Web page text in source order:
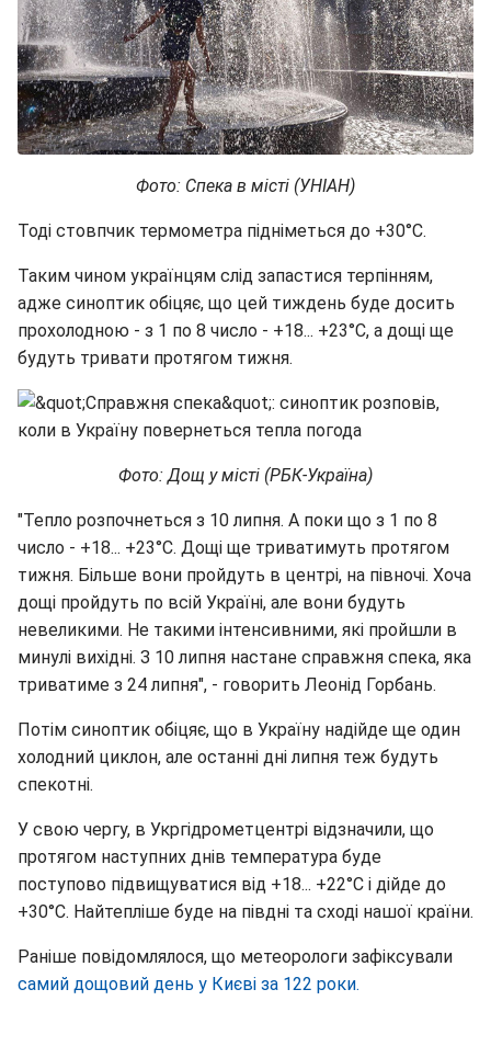
Фото: Спека в місті (УНІАН)
Тоді стовпчик термометра підніметься до +30°С.
Таким чином українцям слід запастися терпінням,
адже синоптик обіцяє, що цей тиждень буде досить
прохолодною - з 1 по 8 число - +18... +23°С, а дощі ще
будуть тривати протягом тижня.
Фото: Дощ у місті (РБК-Україна)
"Тепло розпочнеться з 10 липня. А поки що з 1 по 8
число - +18... +23°С. Дощі ще триватимуть протягом
тижня. Більше вони пройдуть в центрі, на півночі. Хоча
дощі пройдуть по всій Україні, але вони будуть
невеликими. Не такими інтенсивними, які пройшли в
минулі вихідні. З 10 липня настане справжня спека, яка
триватиме з 24 липня", - говорить Леонід Горбань.
Потім синоптик обіцяє, що в Україну надійде ще один
холодний циклон, але останні дні липня теж будуть
спекотні.
У свою чергу, в Укргідрометцентрі відзначили, що
протягом наступних днів температура буде
поступово підвищуватися від +18... +22°С і дійде до
+30°С. Найтепліше буде на півдні та сході нашої країни.
Раніше повідомлялося, що метеорологи зафіксували
самий дощовий день у Києві за 122 роки.